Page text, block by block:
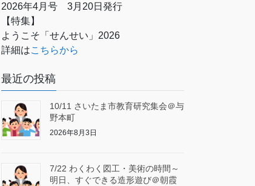
2026年4月号 3月20日発行
【特集】
ようこそ「せんせい」2026
詳細はこちらから
最近の投稿
10/11 さいたま市教育研究集会＠与
野本町
2026年8月3日
7/22 わくわく図工・美術の時間～
明日、すぐできる造形遊び＠朝霞